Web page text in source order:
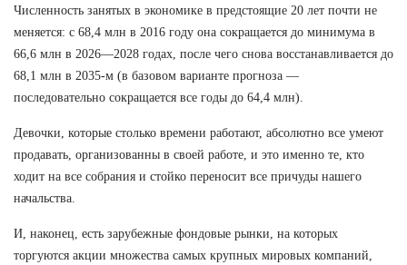
Численность занятых в экономике в предстоящие 20 лет почти не
меняется: с 68,4 млн в 2016 году она сокращается до минимума в
66,6 млн в 2026—2028 годах, после чего снова восстанавливается до
68,1 млн в 2035-м (в базовом варианте прогноза —
последовательно сокращается все годы до 64,4 млн).
Девочки, которые столько времени работают, абсолютно все умеют
продавать, организованны в своей работе, и это именно те, кто
ходит на все собрания и стойко переносит все причуды нашего
начальства.
И, наконец, есть зарубежные фондовые рынки, на которых
торгуются акции множества самых крупных мировых компаний,